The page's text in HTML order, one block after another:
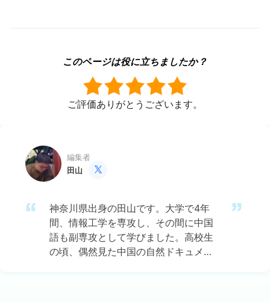
このページは役に立ちましたか？
ご評価ありがとうございます。
編集者
田山

神奈川県出身の田山です。大学で4年
間、情報工学を専攻し、その間に中国
語も副専攻として学びました。高校生
の頃、偶然見た中国の自然ドキュメン